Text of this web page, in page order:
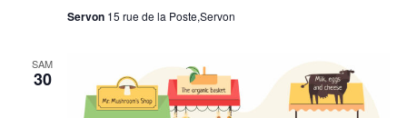
Servon 15 rue de la Poste,Servon
SAM
30